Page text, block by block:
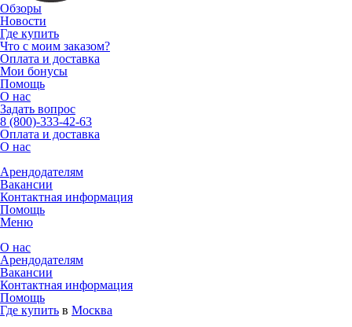
Обзоры
Новости
Где купить
Что с моим заказом?
Оплата и доставка
Мои бонусы
Помощь
О нас
Задать вопрос
8 (800)-333-42-63
Оплата и доставка
О нас
Арендодателям
Вакансии
Контактная информация
Помощь
Меню
О нас
Арендодателям
Вакансии
Контактная информация
Помощь
Где купить в Москва